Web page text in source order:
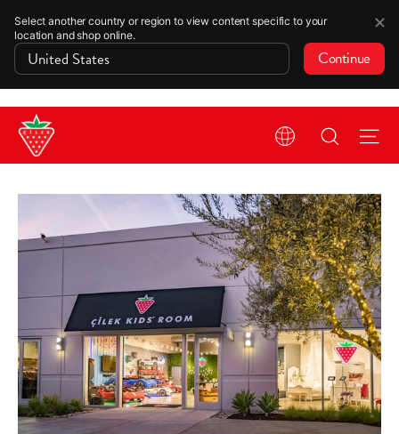
Skip
content
Select another country or region to view content specific to your
location and shop online.
Continue
✕
Search